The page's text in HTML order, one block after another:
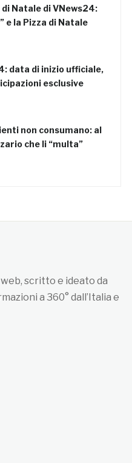
Natale di VNews24:
e la Pizza di Natale
data di inizio ufficiale,
esclusive
non consumano: al
che li “multa”
scritto e ideato da
a 360° dall’Italia e